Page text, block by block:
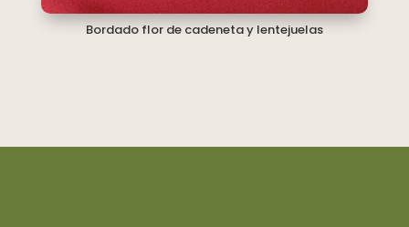
Bordado flor de cadeneta y lentejuelas